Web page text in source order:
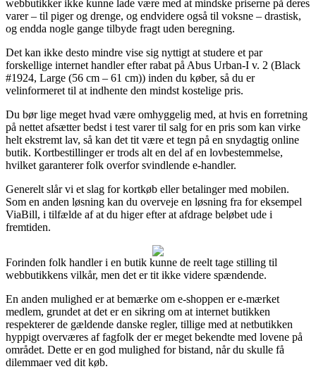
webbutikker ikke kunne lade være med at mindske priserne på deres
varer – til piger og drenge, og endvidere også til voksne – drastisk,
og endda nogle gange tilbyde fragt uden beregning.
Det kan ikke desto mindre vise sig nyttigt at studere et par
forskellige internet handler efter rabat på Abus Urban-I v. 2 (Black
#1924, Large (56 cm – 61 cm)) inden du køber, så du er
velinformeret til at indhente den mindst kostelige pris.
Du bør lige meget hvad være omhyggelig med, at hvis en forretning
på nettet afsætter bedst i test varer til salg for en pris som kan virke
helt ekstremt lav, så kan det tit være et tegn på en snydagtig online
butik. Kortbestillinger er trods alt en del af en lovbestemmelse,
hvilket garanterer folk overfor svindlende e-handler.
Generelt slår vi et slag for kortkøb eller betalinger med mobilen.
Som en anden løsning kan du overveje en løsning fra for eksempel
ViaBill, i tilfælde af at du higer efter at afdrage beløbet ude i
fremtiden.
Forinden folk handler i en butik kunne de reelt tage stilling til
webbutikkens vilkår, men det er tit ikke videre spændende.
En anden mulighed er at bemærke om e-shoppen er e-mærket
medlem, grundet at det er en sikring om at internet butikken
respekterer de gældende danske regler, tillige med at netbutikken
hyppigt overværes af fagfolk der er meget bekendte med lovene på
området. Dette er en god mulighed for bistand, når du skulle få
dilemmaer ved dit køb.